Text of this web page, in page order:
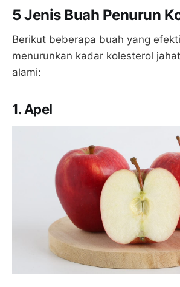
5 Jenis Buah Penurun
Berikut beberapa buah yang
menurunkan kadar kolesterol
alami:
1. Apel